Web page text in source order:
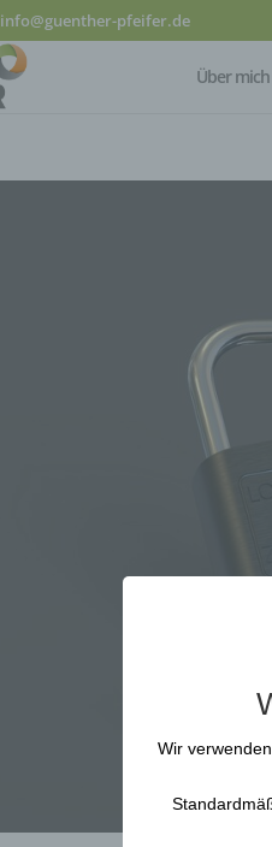
info@guenther-pfeifer.de
Über mich
Wir